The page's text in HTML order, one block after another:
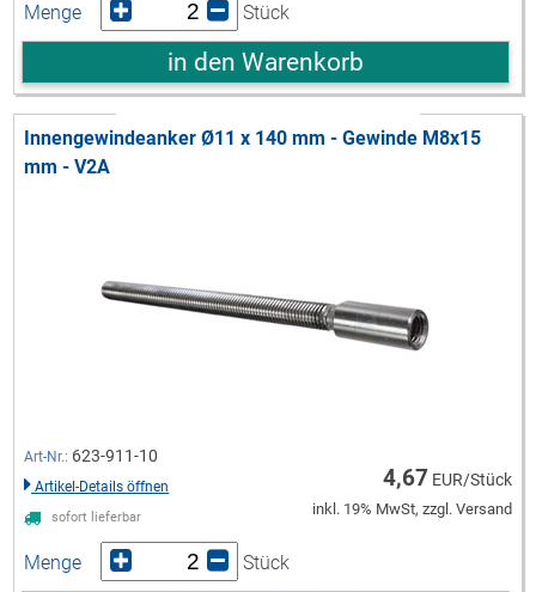
Menge Stück
in den Warenkorb
Innengewindeanker Ø11 x 140 mm - Gewinde M8x15
mm - V2A
Art-Nr.: 623-911-10
Artikel-Details öffnen
sofort lieferbar
4,67 EUR/Stück
inkl. 19% MwSt, zzgl. Versand
Menge Stück